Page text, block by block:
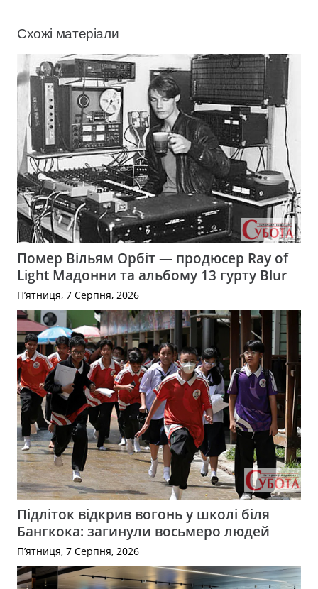
Схожі матеріали
Помер Вільям Орбіт — продюсер Ray of
Light Мадонни та альбому 13 гурту Blur
П’ятниця, 7 Серпня, 2026
Підліток відкрив вогонь у школі біля
Бангкока: загинули восьмеро людей
П’ятниця, 7 Серпня, 2026